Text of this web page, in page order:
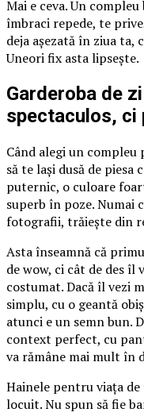
Mai e ceva. Un
îmbraci repede, te
deja așezată în ziua ta,
Uneori fix asta lipsește.
Garderoba de
spectaculos,
Când alegi un
să te lași dusă de piesa
puternic, o culoare
superb în poze. Numai
fotografii, trăiește din
Asta înseamnă că
de wow, ci cât de des îl
costumat. Dacă îl vezi
simplu, cu o geantă
atunci e un semn bun.
context perfect, cu
va rămâne mai mult în
Hainele pentru viața de
locuit. Nu spun să fie